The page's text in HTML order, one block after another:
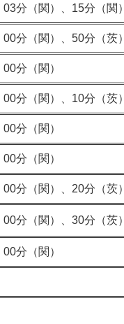
03分（関）、15分（関）
00分（関）、50分（茨）
00分（関）
00分（関）、10分（茨）
00分（関）
00分（関）
00分（関）、20分（茨）
00分（関）、30分（茨）
00分（関）